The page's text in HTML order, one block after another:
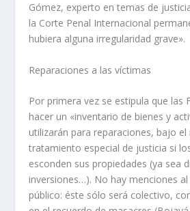
Gómez, experto en temas de
la Corte Penal Internacional
hubiera alguna irregularidad grave».
Reparaciones a las víctimas
Por primera vez se estipula que las
hacer un «inventario de bienes y
utilizarán para reparaciones, bajo
tratamiento especial de justicia si
esconden sus propiedades (ya sea
inversiones…). No hay menciones
público: éste sólo será colectivo,